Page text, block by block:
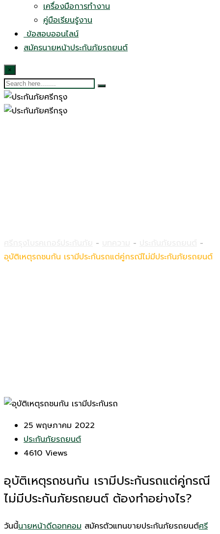
เครื่องมือการทำงาน
คู่มือเรียนรู้งาน
ข้อสอบออนไลน์
สมัครนายหน้าประกันภัยรถยนต์
×
- -
-
อุบัติเหตุรถชนกัน เรามีประกันรถแต่คู่กรณีไม่มีประกันภัยรถยนต์
25 พฤษภาคม 2022
ประกันภัยรถยนต์
4610 Views
อุบัติเหตุรถชนกัน เรามีประกันรถแต่คู่กรณี
ไม่มีประกันภัยรถยนต์ ต้องทำอย่างไร?
วันนี้นายหน้าดีดอทคอม สมัครตัวแทนขายประกันภัยรถยนต์ศรี